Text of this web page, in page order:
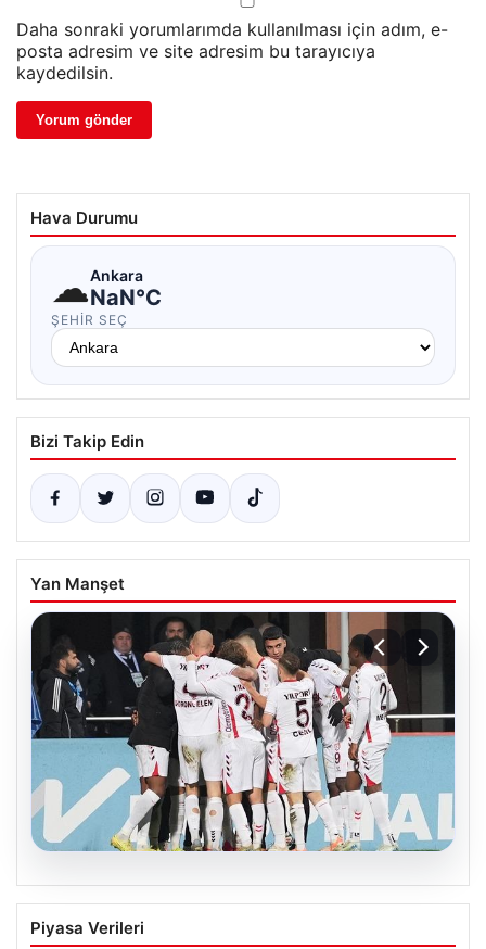
Daha sonraki yorumlarımda kullanılması için adım, e-
posta adresim ve site adresim bu tarayıcıya
kaydedilsin.
Hava Durumu
☁Ankara
NaN°C
ŞEHIR SEÇ
Bizi Takip Edin
Yan Manşet
Samsunspor, Kasımpaşa’yı 2-1 mağlup
etti!
Piyasa Verileri